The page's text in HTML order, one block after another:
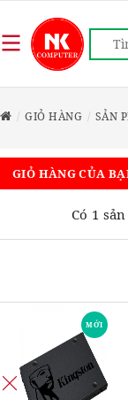
GIỎ HÀNG SẢN
GIỎ HÀNG CỦA
Có 1
MỚI